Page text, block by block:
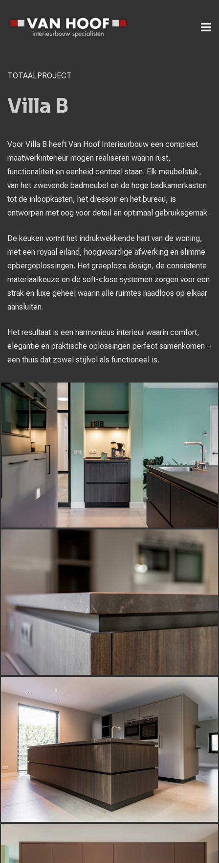
TOTAALPROJECT
Villa B
Voor Villa B heeft Van Hoof Interieurbouw een compleet
maatwerkinterieur mogen realiseren waarin rust,
functionaliteit en eenheid centraal staan. Elk meubelstuk,
van het zwevende badmeubel en de hoge badkamerkasten
tot de inloopkasten, het dressoir en het bureau, is
ontworpen met oog voor detail en optimaal gebruiksgemak.
De keuken vormt het indrukwekkende hart van de woning,
met een royaal eiland, hoogwaardige afwerking en slimme
opbergoplossingen. Het greeploze design, de consistente
materiaalkeuze en de soft-close systemen zorgen voor een
strak en luxe geheel waarin alle ruimtes naadloos op elkaar
aansluiten.
Het resultaat is een harmonieus interieur waarin comfort,
elegantie en praktische oplossingen perfect samenkomen –
een thuis dat zowel stijlvol als functioneel is.